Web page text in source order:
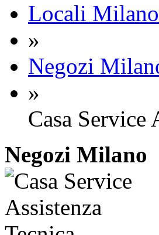
Locali Milano
»
Negozi
»
Casa Service
Negozi Milano